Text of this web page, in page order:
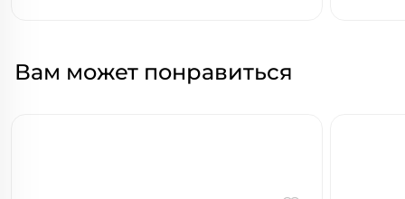
Вам может понравиться